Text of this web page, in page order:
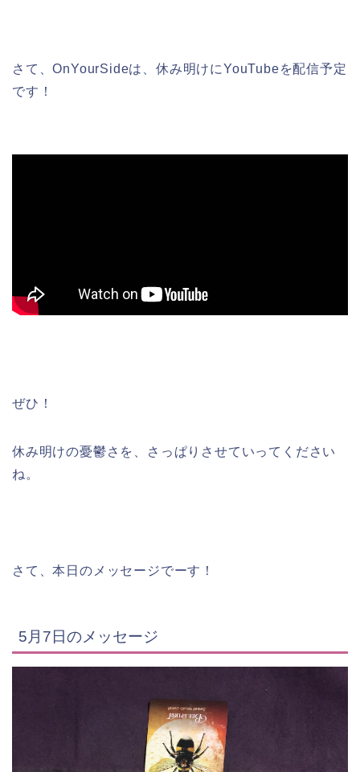
さて、OnYourSideは、休み明けにYouTubeを配信予定
です！
ぜひ！
休み明けの憂鬱さを、さっぱりさせていってください
ね。
さて、本日のメッセージでーす！
5月7日のメッセージ